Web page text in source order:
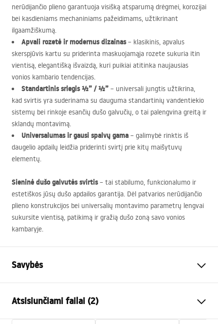
nerūdijančio plieno garantuoja visišką atsparumą drėgmei, korozijai
bei kasdieniams mechaniniams pažeidimams, užtikrinant
ilgaamžiškumą.
Apvali rozetė ir modernus dizainas– klasikinis, apvalus
skerspjūvis kartu su priderinta maskuojamąja rozete sukuria itin
vientisą, elegantišką išvaizdą, kuri puikiai atitinka naujausias
vonios kambario tendencijas.
Standartinis sriegis ½” / ½” – universali jungtis užtikrina,
kad svirtis yra suderinama su dauguma standartinių vandentiekio
sistemų bei rinkoje esančių dušo galvučių, o tai palengvina greitą ir
sklandų montavimą.
Universalumas ir gausi spalvų gama – galimybė rinktis iš
daugelio apdailų leidžia priderinti svirtį prie kitų maišytuvų
elementų.
Sieninė dušo galvutės svirtis– tai stabilumo, funkcionalumo ir
estetiškos jūsų dušo apdailos garantija. Dėl patvarios nerūdijančio
plieno konstrukcijos bei universalių montavimo parametrų lengvai
sukursite vientisą, patikimą ir gražią dušo zoną savo vonios
kambaryje.
Savybės
Medžiaga
Montavimo būdas
Prisukamas
Atsisiunčiami failai (2)